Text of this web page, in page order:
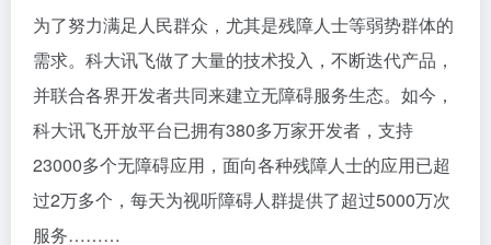
为了努力满足人民群众，尤其是残障人士等弱势群体的
需求。科大讯飞做了大量的技术投入，不断迭代产品，
并联合各界开发者共同来建立无障碍服务生态。如今，
科大讯飞开放平台已拥有380多万家开发者，支持
23000多个无障碍应用，面向各种残障人士的应用已超
过2万多个，每天为视听障碍人群提供了超过5000万次
服务………